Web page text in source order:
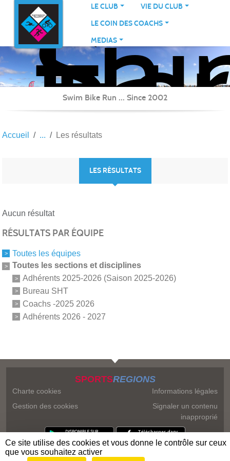
LE CLUB
VIE DU CLUB
LE COIN DES COACHS
MEDIAS
Swim Bike Run ... Since 2002
Accueil Les résultats
LES RÉSULTATS
Aucun résultat
RÉSULTATS PAR ÉQUIPE
Toutes les équipes
Toutes les sections et disciplines
Adhérents 2025-2026 (Saison 2025-2026)
Bureau SHT
Coachs -2025 2026
Adhérents 2026 - 2027
SPORTSREGIONS
Charte cookies
Gestion des cookies
Informations légales
Signaler un contenu
inapproprié
Panneau de gestion des cookies
Ce site utilise des cookies et vous donne le contrôle sur ceux
que vous souhaitez activer